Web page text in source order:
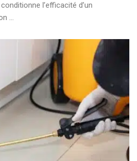
l’efficacité d’un
...